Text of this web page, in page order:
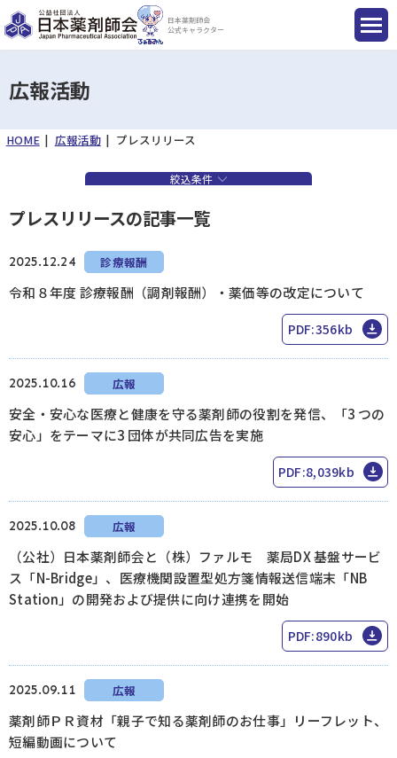
日本薬剤師会
公式キャラクター
国民のみなさまへ
会員のみなさまへ
薬剤師を目指す方へ
ログイン
広報活動
HOME 広報活動 プレスリリース
絞込条件
プレスリリースの記事一覧
2025.12.24 診療報酬
令和８年度 診療報酬（調剤報酬）・薬価等の改定について
PDF:356kb
2025.10.16 広報
安全・安心な医療と健康を守る薬剤師の役割を発信、「3 つの
安心」をテーマに3 団体が共同広告を実施
PDF:8,039kb
2025.10.08 広報
（公社）日本薬剤師会と（株）ファルモ 薬局DX 基盤サービ
ス「N-Bridge」、医療機関設置型処⽅箋情報送信端末「NB
Station」の開発および提供に向け連携を開始
PDF:890kb
2025.09.11 広報
薬剤師ＰＲ資材「親子で知る薬剤師のお仕事」リーフレット、
短編動画について